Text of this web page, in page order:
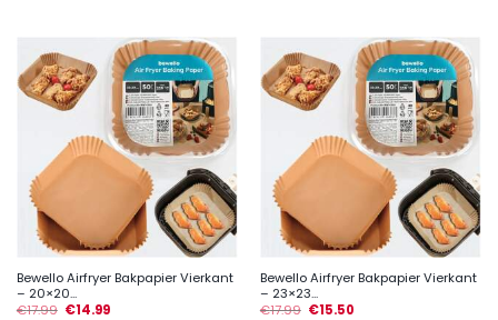
Bewello Airfryer Bakpapier Vierkant
– 20×20...
€17.99 €14.99
Bewello Airfryer Bakpapier Vierkant
– 23×23...
€17.99 €15.50